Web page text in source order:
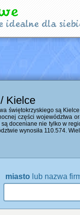
Kielce
świętokrzyskiego są
części województwa
są doceniane nie tylko w
wynosiła 110.574.
miasto lub nazwa